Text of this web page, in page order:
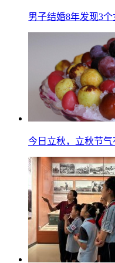
男子结婚8年发现3
今日立秋，立秋节气